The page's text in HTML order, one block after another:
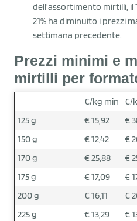
dell'assortimento mirtilli, il
21% ha diminuito i prezzi
settimana precedente.
Prezzi minimi e
mirtilli per
€/kg min €/
125 g
€ 15,92
€
150 g
€ 12,42
€
170 g
€ 25,88
€
175 g
€ 17,09
€
200 g
€ 16,11
€
225 g
€ 13,29
€